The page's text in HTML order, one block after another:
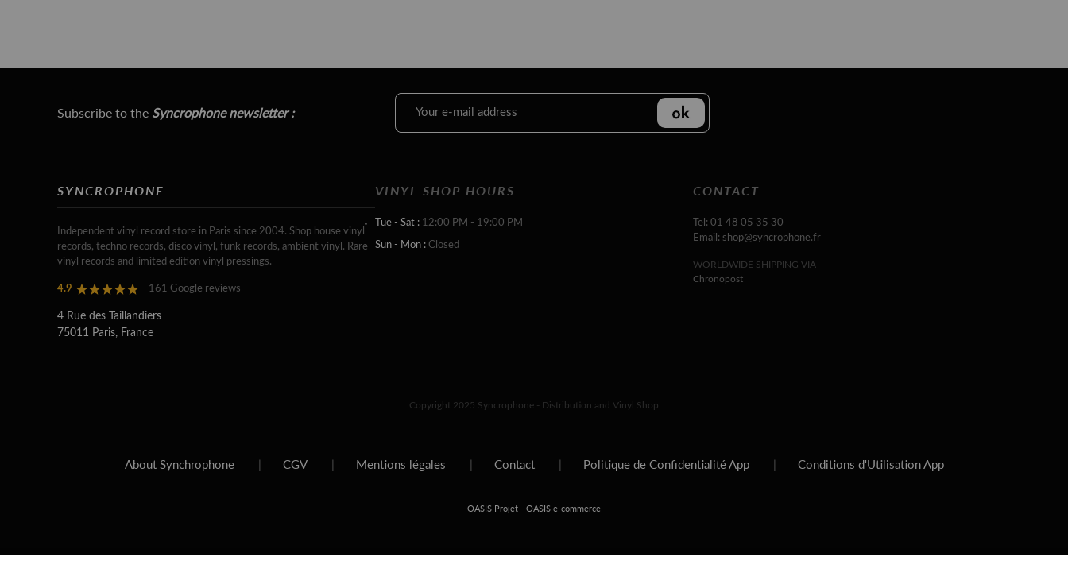
Subscribe to the Syncrophone newsletter :
SYNCROPHONE
Independent vinyl record store in Paris since 2004. Shop house vinyl
records, techno records, disco vinyl, funk records, ambient vinyl. Rare
vinyl records and limited edition vinyl pressings.
4.9 - 161 Google reviews
4 Rue des Taillandiers
75011 Paris, France
VINYL SHOP HOURS
Tue - Sat : 12:00 PM - 19:00 PM
Sun - Mon : Closed
CONTACT
Tel: 01 48 05 35 30
Email: shop@syncrophone.fr
WORLDWIDE SHIPPING VIA
Chronopost
Copyright 2025 Syncrophone - Distribution and Vinyl Shop
About Synchrophone | CGV | Mentions légales | Contact | Politique de Confidentialité App | Conditions d'Utilisation App
OASIS Projet - OASIS e-commerce